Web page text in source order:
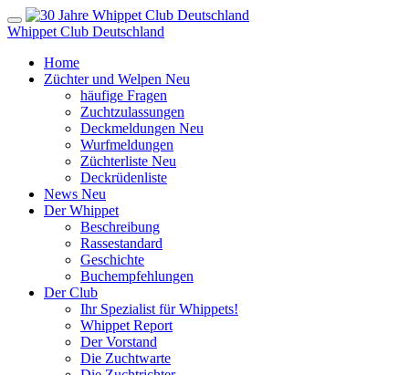
Whippet Club Deutschland
Home
Züchter und Welpen Neu
häufige Fragen
Zuchtzulassungen
Deckmeldungen Neu
Wurfmeldungen
Züchterliste Neu
Deckrüdenliste
News Neu
Der Whippet
Beschreibung
Rassestandard
Geschichte
Buchempfehlungen
Der Club
Ihr Spezialist für Whippets!
Whippet Report
Der Vorstand
Die Zuchtwarte